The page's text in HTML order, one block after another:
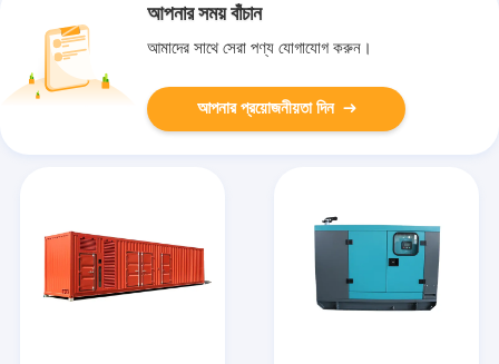
আপনার সময় বাঁচান
আমাদের সাথে সেরা পণ্য যোগাযোগ করুন।
আপনার প্রয়োজনীয়তা দিন